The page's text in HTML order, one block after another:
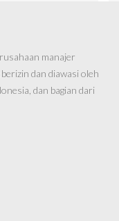
manajer
dan diawasi oleh
dan bagian dari